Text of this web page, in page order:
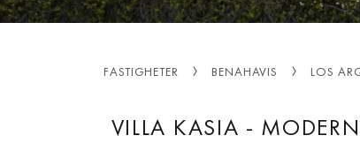
FASTIGHETER BENAHAVIS LOS
VILLA KASIA -